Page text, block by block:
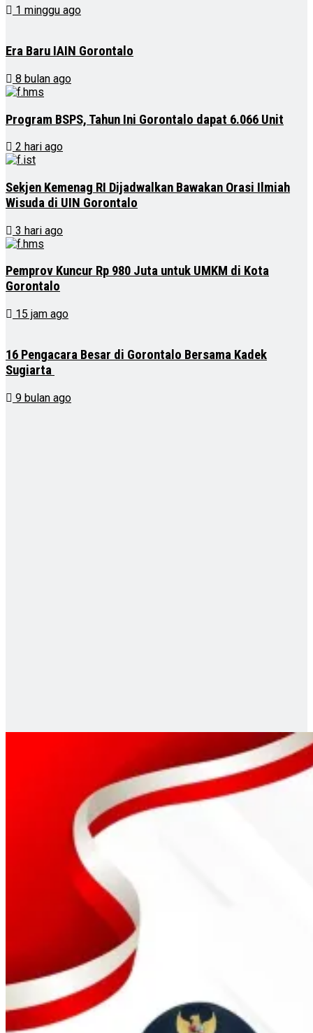
1 minggu ago
Era Baru IAIN Gorontalo
8 bulan ago
Program BSPS, Tahun Ini Gorontalo dapat 6.066 Unit
2 hari ago
Sekjen Kemenag RI Dijadwalkan Bawakan Orasi Ilmiah
Wisuda di UIN Gorontalo
3 hari ago
Pemprov Kuncur Rp 980 Juta untuk UMKM di Kota
Gorontalo
15 jam ago
16 Pengacara Besar di Gorontalo Bersama Kadek
Sugiarta
9 bulan ago